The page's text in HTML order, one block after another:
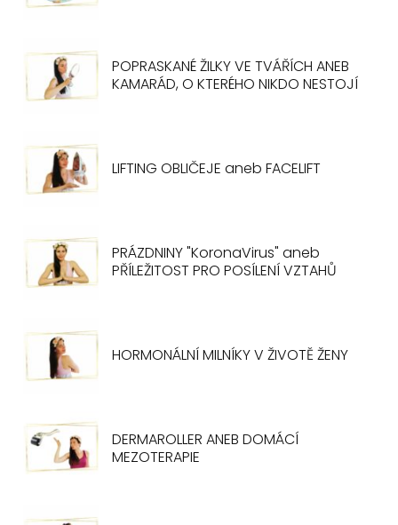
POPRASKANÉ ŽILKY VE TVÁŘÍCH ANEB
KAMARÁD, O KTERÉHO NIKDO NESTOJÍ
LIFTING OBLIČEJE aneb FACELIFT
PRÁZDNINY "KoronaVirus" aneb
PŘÍLEŽITOST PRO POSÍLENÍ VZTAHŮ
HORMONÁLNÍ MILNÍKY V ŽIVOTĚ ŽENY
DERMAROLLER ANEB DOMÁCÍ
MEZOTERAPIE